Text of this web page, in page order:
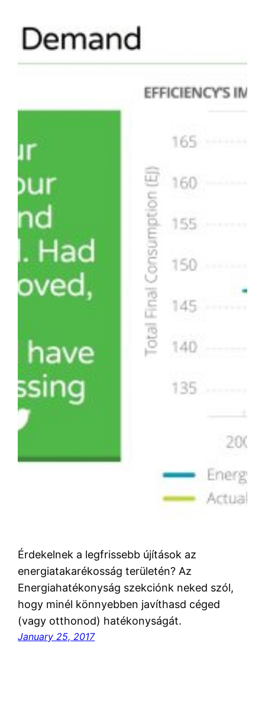
Érdekelnek a legfrissebb újítások az
energiatakarékosság területén? Az
Energiahatékonyság szekciónk neked szól,
hogy minél könnyebben javíthasd céged
(vagy otthonod) hatékonyságát.
January 25, 2017